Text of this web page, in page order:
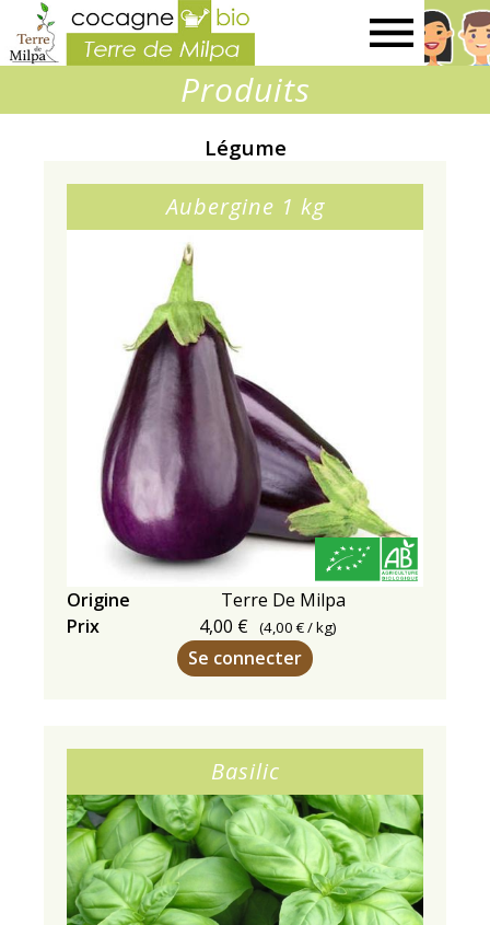
de
Produits
Légume
Aubergine 1 kg
Origine
Terre De Milpa
Prix
4,00 € (4,00 €/ kg)
Se connecter
Basilic